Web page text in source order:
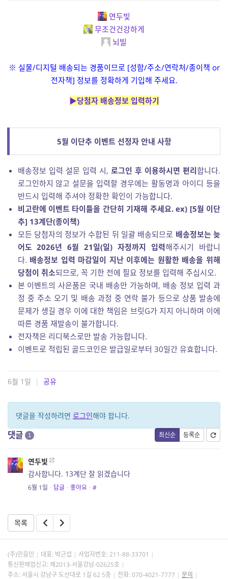
연두빛
무조건건강하게
뇌빌
※ 실물/디지털 배송되는 경품이므로 [성함/주소/연락처/종이책 or
전자책] 정보를 정확하게 기입해 주세요.
▶당첨자 배송정보 입력하기
5월 이단추 이벤트 선정자 안내 사항
배송정보 입력 설문 입력 시, 로그인 후 이용하시면 편리합니다.
로그인하지 않고 설문을 입력할 경우에는 활동명과 아이디 등을
반드시 입력해 주셔야 정확한 확인이 가능합니다.
비고란에 이벤트 타이틀을 간단히 기재해 주세요.ex) [5월 이단
추] 13계단(종이책)
모든 당첨자의 정보가 수합된 뒤 일괄 배송되므로 배송정보는 늦
어도 2026년 6월 21일(일) 자정까지 입력해주시기 바랍니
다. 배송정보 입력 마감일이 지난 이후에는 원활한 배송을 위해
당첨이 취소되므로, 꼭 기한 전에 필요 정보를 입력해 주십시오.
본 이벤트의 사은품은 국내 배송만 가능하며, 배송 정보 입력 과
정 중 주소 오기 및 배송 과정 중 연락 불가 등으로 상품 발송에
문제가 생길 경우 이에 대한 책임은 브릿G가 지지 아니하며 이에
따른 경품 재발송이 불가합니다.
전자책은 리디북스로만 발송 가능합니다.
이벤트로 적립된 골드코인은 발급일로부터 30일간 유효합니다.
6월 1일 | 공유
댓글을 작성하려면 로그인해야 합니다.
최신순 등록순
댓글 1
연두빛
감사합니다. 13계단 잘 읽겠습니다
6월 1일 · 답글 · 좋아요 · #
목록
(주)민음인 대표: 박근섭 사업자번호: 211-88-33701
통신판매업신고: 제2013-서울강남-02625호
주소: 서울시 강남구 도산대로 1길 62 5층
전화: 070-4021-7777 문의